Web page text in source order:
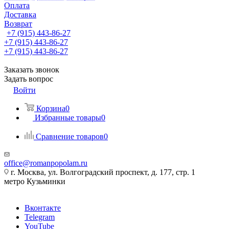
Оплата
Доставка
Возврат
+7 (915) 443-86-27
+7 (915) 443-86-27
+7 (915) 443-86-27
Заказать звонок
Задать вопрос
Войти
Корзина0
Избранные товары0
Сравнение товаров0
office@romanpopolam.ru
г. Москва, ул. Волгоградский проспект, д. 177, стр. 1
метро Кузьминки
Вконтакте
Telegram
YouTube